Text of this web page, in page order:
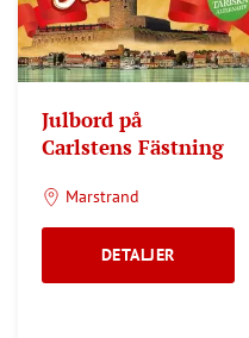
Julbord på
Carlstens Fästning
Marstrand
DETALJER